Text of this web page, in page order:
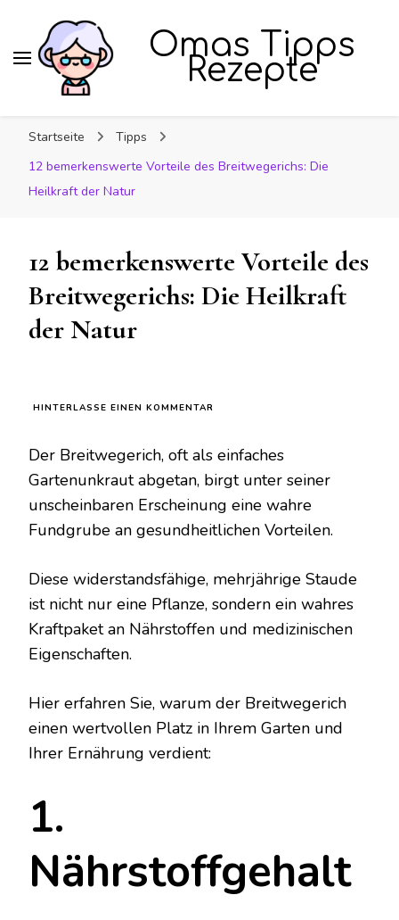
Omas Tipps
Rezepte
Startseite
Tipps
12 bemerkenswerte Vorteile des Breitwegerichs: Die
Heilkraft der Natur
12 bemerkenswerte Vorteile des
Breitwegerichs: Die Heilkraft
der Natur
HINTERLASSE EINEN KOMMENTAR
VORTEILE
DES
BREITWEGERICHS:
DIE
DER
Der Breitwegerich, oft als einfaches
Gartenunkraut abgetan, birgt unter seiner
unscheinbaren Erscheinung eine wahre
Fundgrube an gesundheitlichen Vorteilen.
Diese widerstandsfähige, mehrjährige Staude
ist nicht nur eine Pflanze, sondern ein wahres
Kraftpaket an Nährstoffen und medizinischen
Eigenschaften.
Hier erfahren Sie, warum der Breitwegerich
einen wertvollen Platz in Ihrem Garten und
Ihrer Ernährung verdient:
1.
Nährstoffgehalt